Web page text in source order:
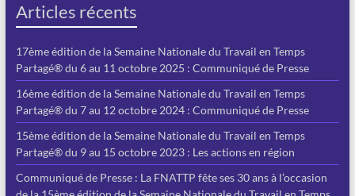
Articles récents
17ème édition de la Semaine Nationale du Travail en Temps
Partagé® du 6 au 11 octobre 2025 : Communiqué de Presse
16ème édition de la Semaine Nationale du Travail en Temps
Partagé® du 7 au 12 octobre 2024 : Communiqué de Presse
15ème édition de la Semaine Nationale du Travail en Temps
Partagé® du 9 au 15 octobre 2023 : Les actions en région
Communiqué de Presse : La FNATTP fête ses 30 ans à l’occasion